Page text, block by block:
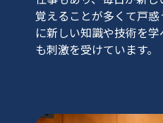
覚えることが多くて戸
に新しい知識や技術を
も刺激を受けています。